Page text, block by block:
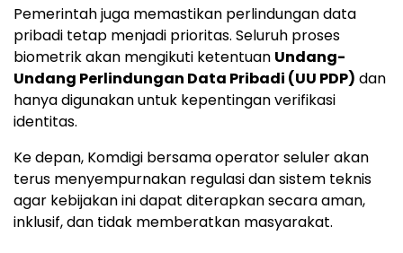
Pemerintah juga memastikan perlindungan data
pribadi tetap menjadi prioritas. Seluruh proses
biometrik akan mengikuti ketentuan Undang-
Undang Perlindungan Data Pribadi (UU PDP) dan
hanya digunakan untuk kepentingan verifikasi
identitas.
Ke depan, Komdigi bersama operator seluler akan
terus menyempurnakan regulasi dan sistem teknis
agar kebijakan ini dapat diterapkan secara aman,
inklusif, dan tidak memberatkan masyarakat.